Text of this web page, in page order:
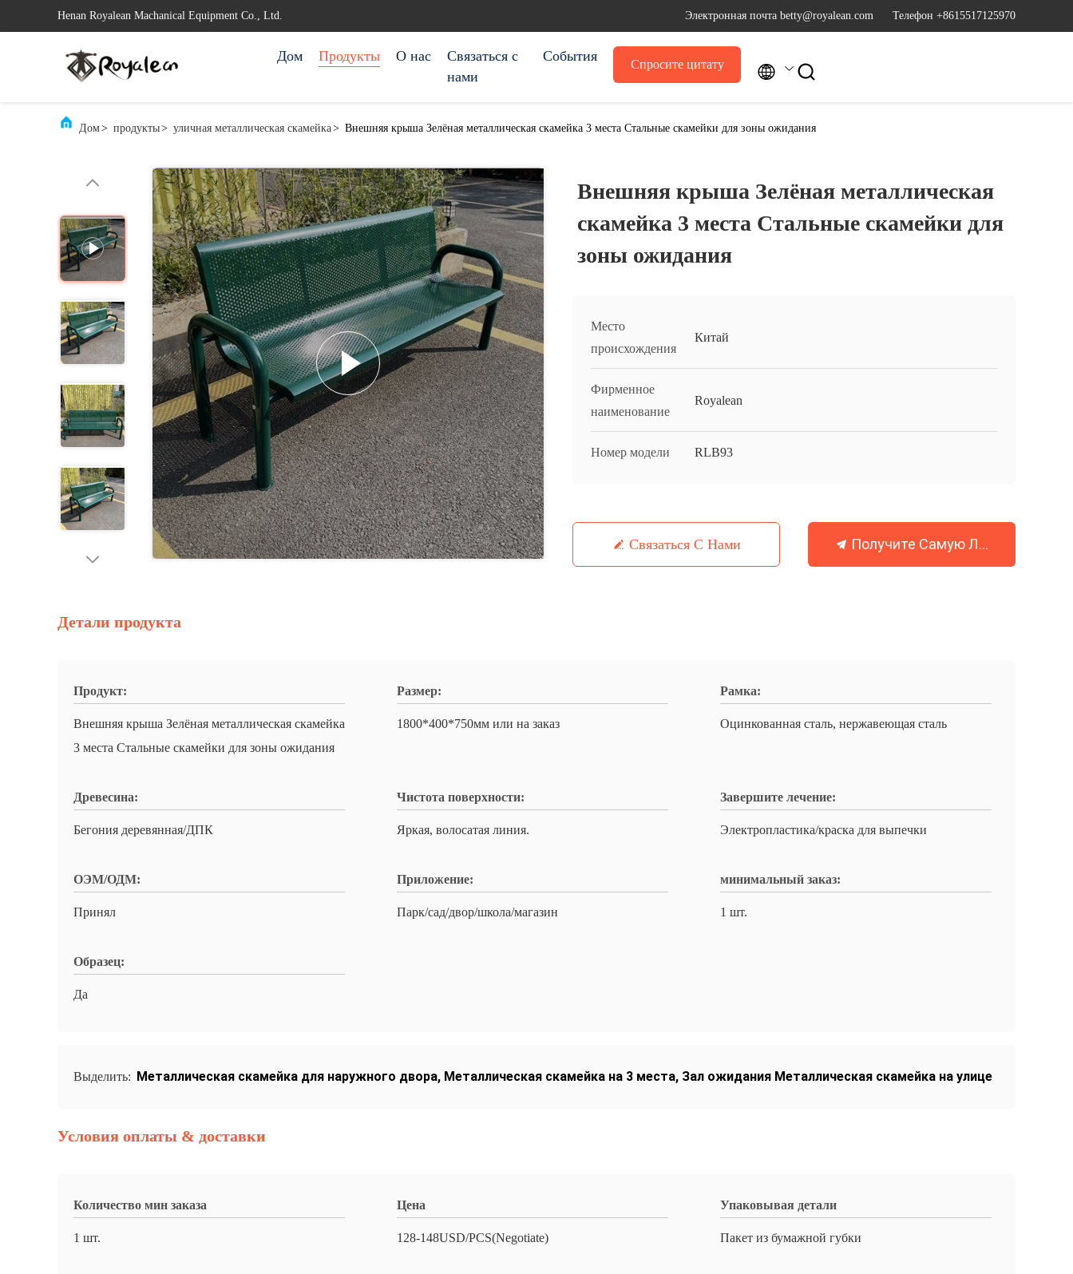
Henan Royalean Machanical Equipment Co., Ltd. Электронная почта betty@royalean.com Телефон +8615517125970
Дом Продукты О нас
Связаться с
нами
События
Спросите цитату  
Дом> продукты> уличная металлическая скамейка> Внешняя крыша Зелёная металлическая скамейка 3 места Стальные скамейки для зоны ожидания
Внешняя крыша Зелёная металлическая
скамейка 3 места Стальные скамейки для
зоны ожидания
Место
происхождения
Китай
Фирменное
наименование
Royalean
Номер модели RLB93
Связаться С Нами Получите Самую Лучшую Цену
Детали продукта
Продукт:
Внешняя крыша Зелёная металлическая скамейка
3 места Стальные скамейки для зоны ожидания
Размер:
1800*400*750мм или на заказ
Рамка:
Оцинкованная сталь, нержавеющая сталь
Древесина:
Бегония деревянная/ДПК
Чистота поверхности:
Яркая, волосатая линия.
Завершите лечение:
Электропластика/краска для выпечки
ОЭМ/ОДМ:
Принял
Приложение:
Парк/сад/двор/школа/магазин
минимальный заказ:
1 шт.
Образец:
Да
Выделить: Металлическая скамейка для наружного двора, Металлическая скамейка на 3 места, Зал ожидания Металлическая скамейка на улице
Условия оплаты & доставки
Количество мин заказа
1 шт.
Цена
128-148USD/PCS(Negotiate)
Упаковывая детали
Пакет из бумажной губки